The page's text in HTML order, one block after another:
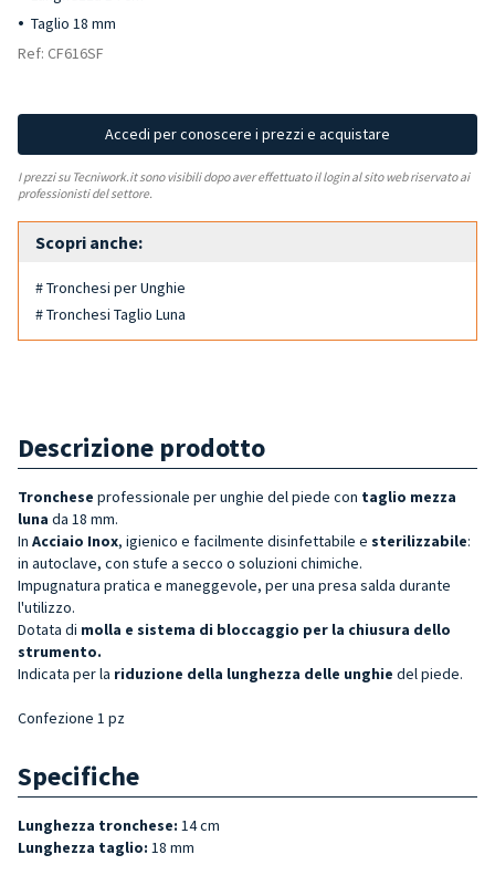
Taglio 18 mm
Ref: CF616SF
Accedi per conoscere i prezzi e acquistare
I prezzi su Tecniwork.it sono visibili dopo aver effettuato il login al sito web riservato ai
professionisti del settore.
Scopri anche:
# Tronchesi per Unghie
# Tronchesi Taglio Luna
Descrizione prodotto
Tronchese professionale per unghie del piede con taglio mezza
luna da 18 mm.
In Acciaio Inox, igienico e facilmente disinfettabile e sterilizzabile:
in autoclave, con stufe a secco o soluzioni chimiche.
Impugnatura pratica e maneggevole, per una presa salda durante
l'utilizzo.
Dotata di molla e sistema di bloccaggio per la chiusura dello
strumento.
Indicata per la riduzione della lunghezza delle unghie del piede.
Confezione 1 pz
Specifiche
Lunghezza tronchese: 14 cm
Lunghezza taglio: 18 mm